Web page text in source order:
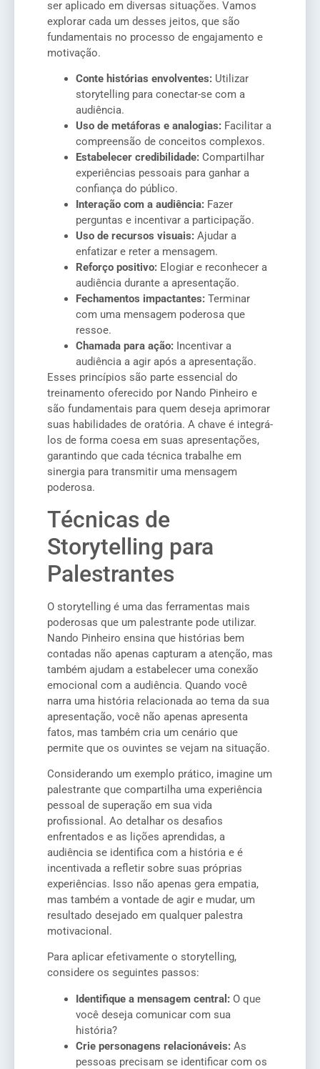
ser aplicado em diversas situações. Vamos
explorar cada um desses jeitos, que são
fundamentais no processo de engajamento e
motivação.
Conte histórias envolventes: Utilizar
storytelling para conectar-se com a
audiência.
Uso de metáforas e analogias: Facilitar a
compreensão de conceitos complexos.
Estabelecer credibilidade: Compartilhar
experiências pessoais para ganhar a
confiança do público.
Interação com a audiência: Fazer
perguntas e incentivar a participação.
Uso de recursos visuais: Ajudar a
enfatizar e reter a mensagem.
Reforço positivo: Elogiar e reconhecer a
audiência durante a apresentação.
Fechamentos impactantes: Terminar
com uma mensagem poderosa que
ressoe.
Chamada para ação: Incentivar a
audiência a agir após a apresentação.
Esses princípios são parte essencial do
treinamento oferecido por Nando Pinheiro e
são fundamentais para quem deseja aprimorar
suas habilidades de oratória. A chave é integrá-
los de forma coesa em suas apresentações,
garantindo que cada técnica trabalhe em
sinergia para transmitir uma mensagem
poderosa.
Técnicas de
Storytelling para
Palestrantes
O storytelling é uma das ferramentas mais
poderosas que um palestrante pode utilizar.
Nando Pinheiro ensina que histórias bem
contadas não apenas capturam a atenção, mas
também ajudam a estabelecer uma conexão
emocional com a audiência. Quando você
narra uma história relacionada ao tema da sua
apresentação, você não apenas apresenta
fatos, mas também cria um cenário que
permite que os ouvintes se vejam na situação.
Considerando um exemplo prático, imagine um
palestrante que compartilha uma experiência
pessoal de superação em sua vida
profissional. Ao detalhar os desafios
enfrentados e as lições aprendidas, a
audiência se identifica com a história e é
incentivada a refletir sobre suas próprias
experiências. Isso não apenas gera empatia,
mas também a vontade de agir e mudar, um
resultado desejado em qualquer palestra
motivacional.
Para aplicar efetivamente o storytelling,
considere os seguintes passos:
Identifique a mensagem central: O que
você deseja comunicar com sua
história?
Crie personagens relacionáveis: As
pessoas precisam se identificar com os